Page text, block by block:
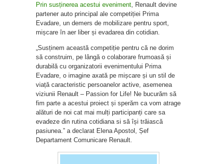
Prin susținerea acestui eveniment , Renault devine
partener auto principal ale competiției Prima
Evadare, un demers de mobilizare pentru sport,
mișcare în aer liber și evadarea din cotidian.
„Susținem această competiție pentru că ne dorim
să construim, pe lângă o colaborare frumoasă și
durabilă cu organizatorii evenimentului Prima
Evadare, o imagine axată pe mișcare și un stil de
viață caracteristic persoanelor active, asemenea
viziunii Renault – Passion for Life! Ne bucurăm să
fim parte a acestui proiect și sperăm ca vom atrage
alături de noi cat mai mulți participanți care sa
evadeze din rutina cotidiana si să își trăiască
pasiunea.” a declarat Elena Apostol, Șef
Departament Comunicare Renault.